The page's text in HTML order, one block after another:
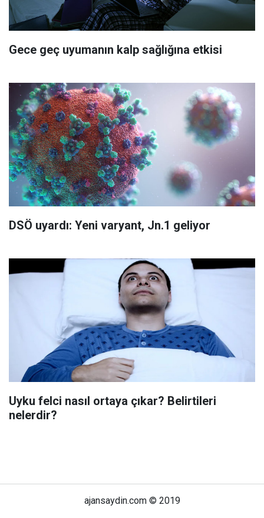
Gece geç uyumanın kalp sağlığına etkisi
DSÖ uyardı: Yeni varyant, Jn.1 geliyor
Uyku felci nasıl ortaya çıkar? Belirtileri
nelerdir?
ajansaydin.com © 2019